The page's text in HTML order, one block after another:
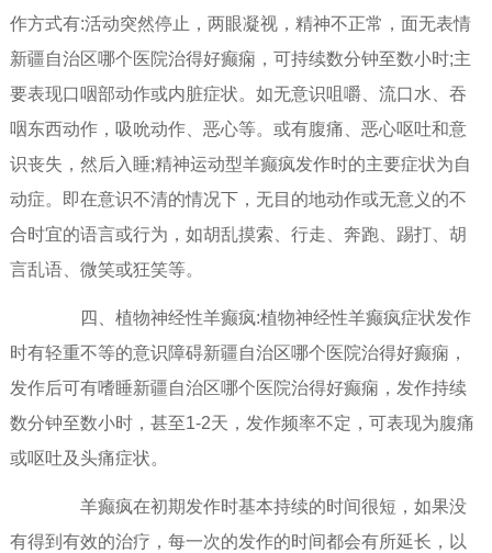
作方式有:活动突然停止，两眼凝视，精神不正常，面无表情
新疆自治区哪个医院治得好癫痫，可持续数分钟至数小时;主
要表现口咽部动作或内脏症状。如无意识咀嚼、流口水、吞
咽东西动作，吸吮动作、恶心等。或有腹痛、恶心呕吐和意
识丧失，然后入睡;精神运动型羊癫疯发作时的主要症状为自
动症。即在意识不清的情况下，无目的地动作或无意义的不
合时宜的语言或行为，如胡乱摸索、行走、奔跑、踢打、胡
言乱语、微笑或狂笑等。
四、植物神经性羊癫疯:植物神经性羊癫疯症状发作
时有轻重不等的意识障碍新疆自治区哪个医院治得好癫痫，
发作后可有嗜睡新疆自治区哪个医院治得好癫痫，发作持续
数分钟至数小时，甚至1-2天，发作频率不定，可表现为腹痛
或呕吐及头痛症状。
羊癫疯在初期发作时基本持续的时间很短，如果没
有得到有效的治疗，每一次的发作的时间都会有所延长，以